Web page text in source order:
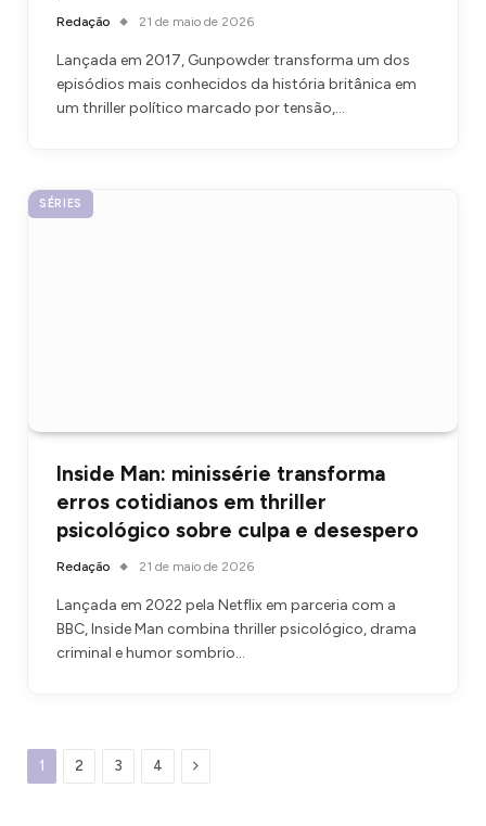
Redação 21 de maio de 2026
Lançada em 2017, Gunpowder transforma um dos
episódios mais conhecidos da história britânica em
um thriller político marcado por tensão,…
SÉRIES
Inside Man: minissérie transforma
erros cotidianos em thriller
psicológico sobre culpa e desespero
Redação 21 de maio de 2026
Lançada em 2022 pela Netflix em parceria com a
BBC, Inside Man combina thriller psicológico, drama
criminal e humor sombrio…
1 2 3 4 Proximo